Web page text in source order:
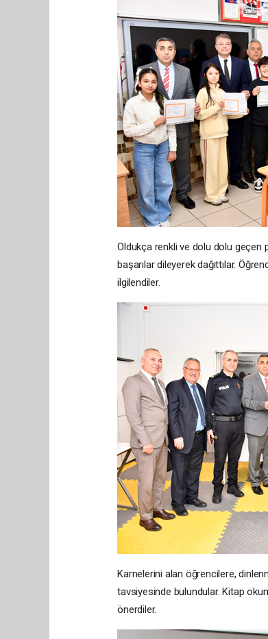
Oldukça renkli ve dolu dolu geçen
başarılar dileyerek dağıttılar.
ilgilendiler.
Karnelerini alan öğrencilere,
tavsiyesinde bulundular. Kitap
önerdiler.